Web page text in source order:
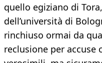
quello egiziano di
dell’università di
rinchiuso ormai da
reclusione per accuse